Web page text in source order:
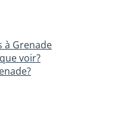
à Grenade
voir?